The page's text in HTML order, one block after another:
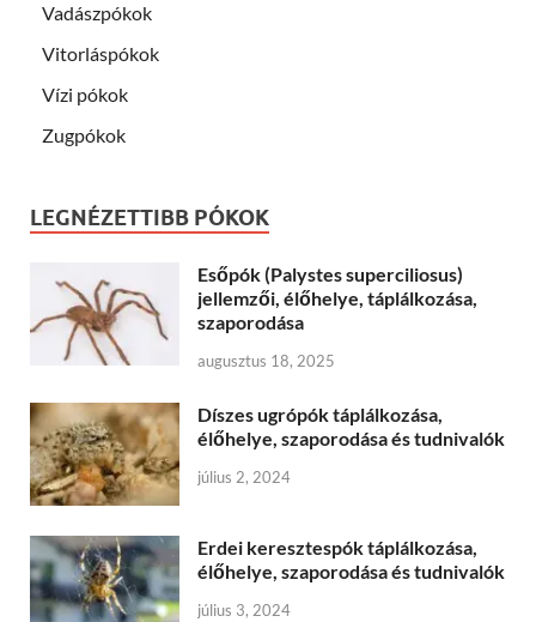
Vadászpókok
Vitorláspókok
Vízi pókok
Zugpókok
LEGNÉZETTIBB PÓKOK
Esőpók (Palystes superciliosus)
jellemzői, élőhelye, táplálkozása,
szaporodása
augusztus 18, 2025
Díszes ugrópók táplálkozása,
élőhelye, szaporodása és tudnivalók
július 2, 2024
Erdei keresztespók táplálkozása,
élőhelye, szaporodása és tudnivalók
július 3, 2024